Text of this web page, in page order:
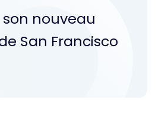
nouveau
San Francisco